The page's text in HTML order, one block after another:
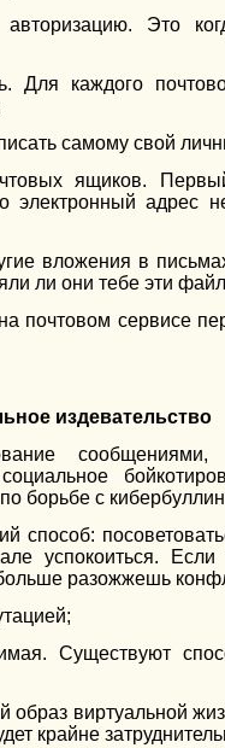
авторизацию. Это
Для каждого
самому свой
ящиков.
адрес
вложения в
ли они тебе эти
почтовом сервисе
издевательство
социальное
борьбе с
способ:
успокоиться.
разожжешь
Существуют
образ виртуальной
крайне